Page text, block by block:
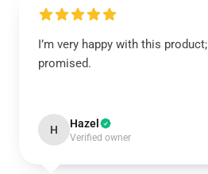
I’m very happy with this
promised.
H Hazel
Verified owner